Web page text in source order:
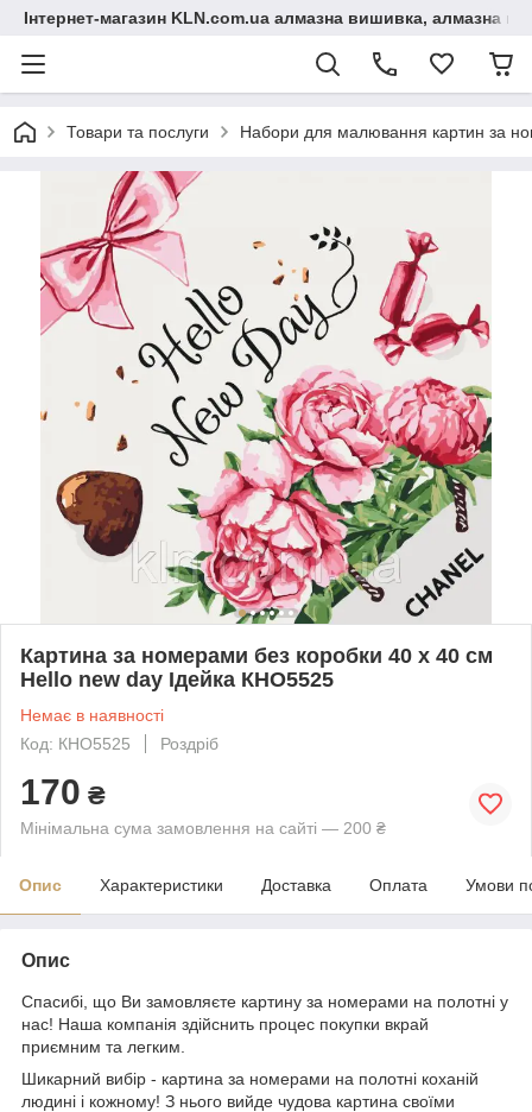
Інтернет-магазин KLN.com.ua алмазна вишивка, алмазна
Товари та послуги Набори для малювання картин за
Картина за номерами без коробки 40 х 40 см
Hello new day Ідейка КНО5525
Немає в наявності
Код: КНО5525
Роздріб
170 ₴
Мінімальна сума замовлення на сайті — 200 ₴
Опис Характеристики Доставка Оплата Умови
Опис
Спасибі, що Ви замовляєте картину за номерами на полотні у
нас! Наша компанія здійснить процес покупки вкрай
приємним та легким.
Шикарний вибір - картина за номерами на полотні коханій
людині і кожному! З нього вийде чудова картина своїми